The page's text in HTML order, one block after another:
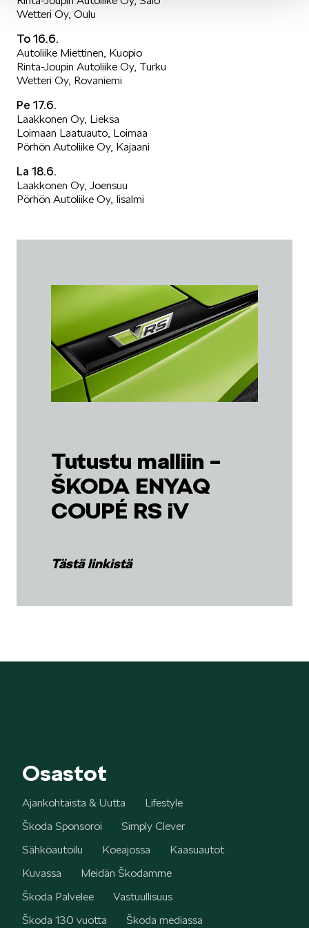
Mallit
SCALA
Wetteri Oy, Oulu
To 16.6.
Autoliike Miettinen, Kuopio
Rinta-Joupin Autoliike Oy, Turku
Wetteri Oy, Rovaniemi
Pe 17.6.
Laakkonen Oy, Lieksa
Loimaan Laatuauto, Loimaa
Pörhön Autoliike Oy, Kajaani
La 18.6.
Laakkonen Oy, Joensuu
Pörhön Autoliike Oy, Iisalmi
Tutustu malliin –
ŠKODA ENYAQ
COUPÉ RS iV
Tästä linkistä
Osastot
Ajankohtaista & Uutta
Lifestyle
Škoda Sponsoroi
Simply Clever
Sähköautoilu
Koeajossa
Kaasuautot
Kuvassa
Meidän Škodamme
Škoda Palvelee
Vastuullisuus
Škoda 130 vuotta
Škoda mediassa